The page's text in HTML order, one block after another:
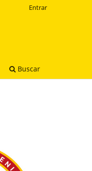
Buscar
Entrar